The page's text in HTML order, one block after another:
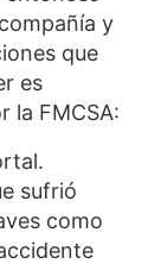
y
que
es
la FMCSA:
sufrió
como